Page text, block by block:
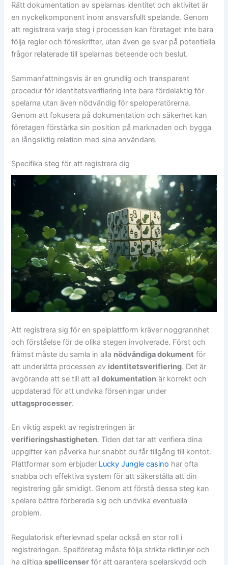
Rätt dokumentation av spelarnas identitet och aktivitet är
en nyckelkomponent inom ansvarsfullt spelande. Genom
att registrera varje steg i processen kan företaget inte bara
följa regler och föreskrifter, utan även ge svar på potentiella
frågor relaterade till spelarnas beteende och beslut.
Sammanfattningsvis är en grundlig och transparent
procedur för identitetsverifiering inte bara fördelaktig för
spelarna utan även nödvändig för speloperatörerna.
Genom att fokusera på dokumentation och säkerhet kan
företagen förstärka sin position på marknaden och bygga
en långsiktig relation med sina användare.
Specifika steg för att registrera dig
Att registrera sig för en spelplattform kräver noggrannhet
och förståelse för de olika stegen involverade. Först och
främst måste du samla in alla nödvändiga dokument för
att underlätta processen av identitetsverifiering. Det är
avgörande att se till att alldokumentation är korrekt och
uppdaterad för att undvika förseningar under
uttagsprocesser.
En viktig aspekt av registreringen är
verifieringshastigheten. Tiden det tar att verifiera dina
uppgifter kan påverka hur snabbt du får tillgång till kontot.
Plattformar som erbjuder Lucky Jungle casino har ofta
snabba och effektiva system för att säkerställa att din
registrering går smidigt. Genom att förstå dessa steg kan
spelare bättre förbereda sig och undvika eventuella
problem.
Regulatorisk efterlevnad spelar också en stor roll i
registreringen. Spelföretag måste följa strikta riktlinjer och
ha giltigaspellicenser för att garantera spelarskydd och